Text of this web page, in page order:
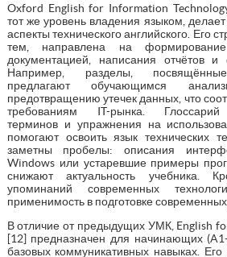
Oxford English for Information
тот же уровень владения языком,
аспекты технического английского. Его
тем, направлена на
документацией, написания отчётов и
Например, разделы, посвящённые
предлагают обучающимся
предотвращению утечек данных, что
требованиям IT-рынка. Глоссарий
терминов и упражнения на
помогают освоить язык технических
заметны пробелы: описания
Windows или устаревшие примеры
снижают актуальность учебника.
упоминаний современных
применимость в подготовке
В отличие от предыдущих УМК, English
[12] предназначен для начинающих
базовых коммуникативных навыках. Его